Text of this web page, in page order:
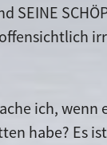
SEINE
ich, wenn
habe? Es